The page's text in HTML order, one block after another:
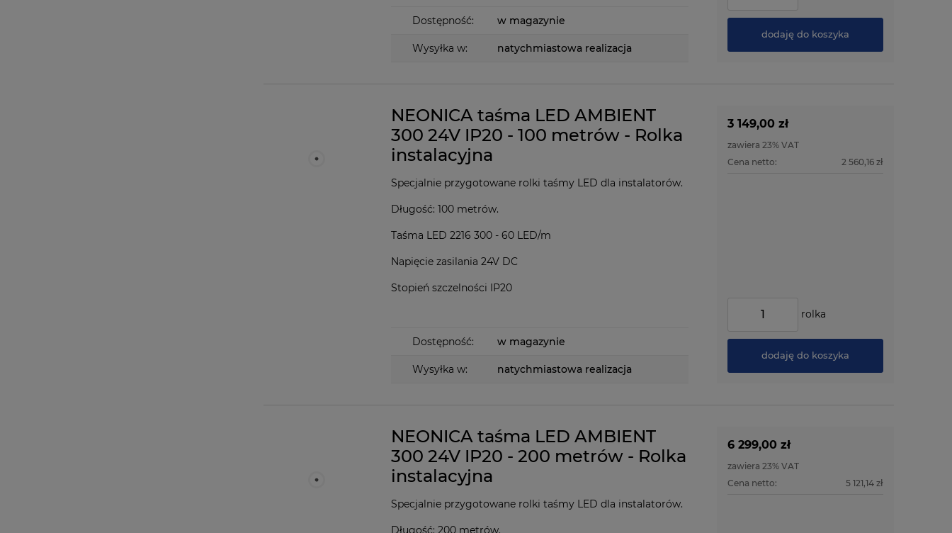
Dostępność: w magazynie
Wysyłka w: natychmiastowa realizacja
dodaję do koszyka
NEONICA taśma LED AMBIENT
300 24V IP20 - 100 metrów - Rolka
instalacyjna
Specjalnie przygotowane rolki taśmy LED dla instalatorów.
Długość: 100 metrów.
Taśma LED 2216 300 - 60 LED/m
Napięcie zasilania 24V DC
Stopień szczelności IP20
Dostępność: w magazynie
Wysyłka w: natychmiastowa realizacja
3 149,00 zł
zawiera 23% VAT
Cena netto:
2 560,16 zł
rolka
dodaję do koszyka
NEONICA taśma LED AMBIENT
300 24V IP20 - 200 metrów - Rolka
instalacyjna
Specjalnie przygotowane rolki taśmy LED dla instalatorów.
Długość: 200 metrów.
6 299,00 zł
zawiera 23% VAT
Cena netto:
5 121,14 zł